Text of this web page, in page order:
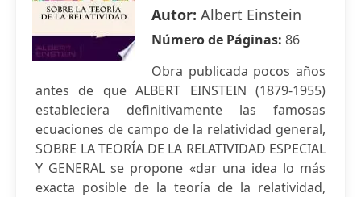
Autor: Albert Einstein
Número de Páginas: 86
Obra publicada pocos años
antes de que ALBERT EINSTEIN (1879-1955)
estableciera definitivamente las famosas
ecuaciones de campo de la relatividad general,
SOBRE LA TEORÍA DE LA RELATIVIDAD ESPECIAL
Y GENERAL se propone «dar una idea lo más
exacta posible de la teoría de la relatividad,